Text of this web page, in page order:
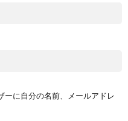
ーに自分の名前、メールアドレ